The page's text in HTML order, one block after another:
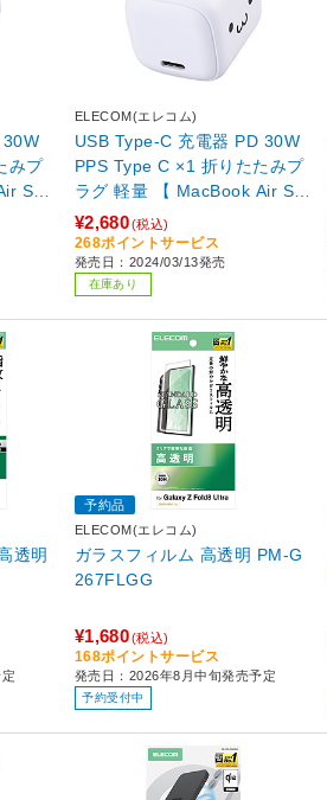
みプ
Sur
レッ
応
ELECOM(エレコム)
USB Type-C 充電器 PD 30W
PPS Type C ×1 折りたたみプ
ラグ 軽量 【 MacBook Air Sur
face GO iPhone iPad Galaxy
Pixel Android スマホ タブレッ
ト PD30W充電可能機器対応
】 しろちゃん(ホワイト×ブラ
ック)
¥2,680(税込)
268ポイントサービス
発売日：2024/03/13発売
在庫あり
透明
予約品
ELECOM(エレコム)
ガラスフィルム 高透明 PM-G
267FLGG
¥1,680(税込)
168ポイントサービス
発売日：2026年8月中旬発売予定
予約受付中